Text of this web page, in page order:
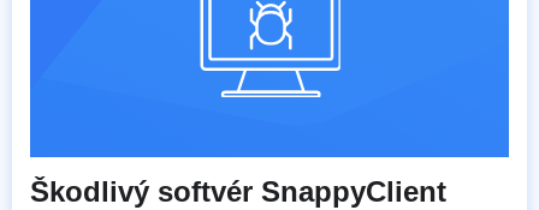
Škodlivý softvér SnappyClient